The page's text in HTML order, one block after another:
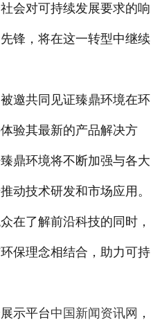
会对可持续发展要求的响
锋，将在这一转型中继续
共同见证臻鼎环境在环
验其最新的产品解决方
鼎环境将不断加强与各大
动技术研发和市场应用。
在了解前沿科技的同时，
保理念相结合，助力可持
示平台中国新闻资讯网 ，